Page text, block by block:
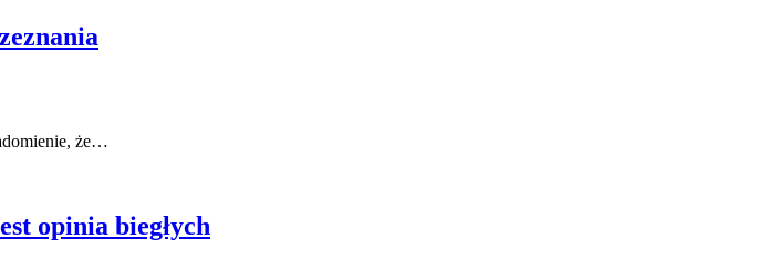
że…
opinia biegłych